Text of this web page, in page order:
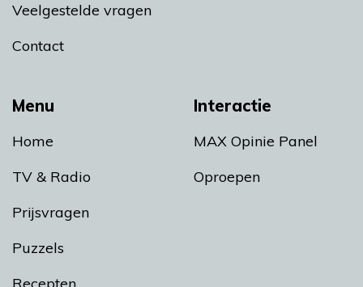
Menu
Home
TV & Radio
Prijsvragen
Puzzels
Interactie
MAX Opinie Panel
Oproepen
Veelgestelde vragen
Contact